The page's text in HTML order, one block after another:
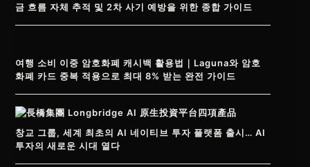
금 흐름 자체 추적 및 2차 사기 예방을 위한 종합 가이드
여행 소비 이중 암호화폐 캐시백 활용법｜Laguna와 암호
화폐 카드 중복 적용으로 최대 8% 받는 완전 가이드
창교 그룹, 세계 최초의 AI 네이티브 투자 플랫폼 출시… AI
투자의 새로운 시대 열다